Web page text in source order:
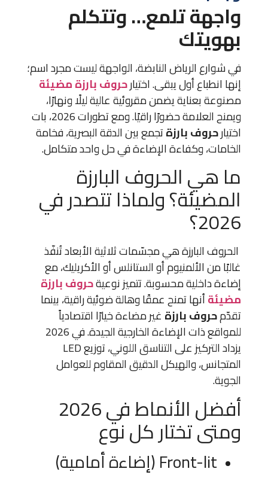
واجهة تلمع… وتتكلم
بهويتك
في شوارع الرياض النابضة، الواجهة ليست مجرد اسم؛
إنها انطباع أول يبقى. اختيارحروف بارزة مضيئة
مصنوعة بعناية يضمن مقروئية عالية ليلًا ونهارًا،
ويمنح العلامة حضورًا راقيًا. ومع تطورات 2026، بات
اختيارحروف بارزةتجمع بين الدقة البصرية، فخامة
الخامات، وكفاءة الإضاءة في حل واحد متكامل.
ما هي الحروف البارزة
المضيئة؟ ولماذا تتصدر في
2026؟
الحروف البارزة هي مجسّمات ثلاثية الأبعاد تُنفّذ
غالبًا من الألمنيوم أو الستانلس أو الأكريليك، مع
إضاءة داخلية محسوبة. تتميز نوعيةحروف بارزة
مضيئةأنها تمنح عمقًا وهالة ضوئية راقية، بينما
تقدّمحروف بارزة غير مضاءة خيارًا اقتصادياً
للمواقع ذات الإضاءة الخارجية الجيدة. في 2026
يزداد التركيز على التناسق اللوني، توزيع LED
المتجانس، والهيكل الدقيق المقاوم للعوامل
الجوية.
أفضل الأنماط في 2026
ومتى تختار كل نوع
Front-lit (إضاءة أمامية)